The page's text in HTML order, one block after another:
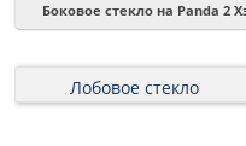
Боковое стекло на Panda 2
Лобовое стекло